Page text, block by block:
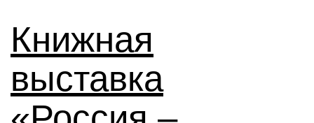
Книжная
выставка